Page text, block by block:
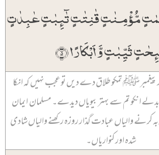
مُّؤۡمِنٰتٍ قٰنِتٰتٍ تٰٓئِبٰتٍ عٰبِدٰتٍ
ثَیِّبٰتٍ وَّ اَبۡکَارًا ﴿۵﴾
ﷺ تمکو طلاق دے دیں تو عجب نہیں کہ انکا
انکو تم سے بہتر بیویاں دیدے۔ مسلمان ایمان
کرنے والیاں عبادت گذار روزہ رکھنے والیاں شادی
شدہ اور کنواریاں۔